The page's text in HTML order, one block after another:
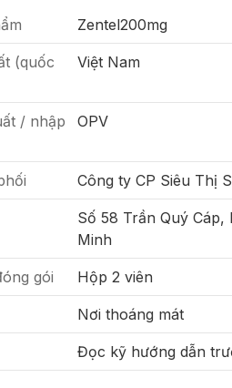
Zentel200mg
(quốc
Việt Nam
/ nhập
OPV
Công ty CP Siêu Thị
Số 58 Trần Quý
Minh
gói Hộp 2 viên
Nơi thoáng mát
Đọc kỹ hướng dẫn